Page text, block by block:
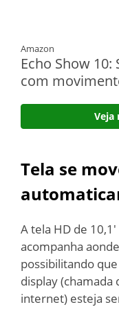
Amazon
Echo Show
com
Veja
Tela se
A tela HD de
acompanha
possibilitando
display (chamada
internet) esteja